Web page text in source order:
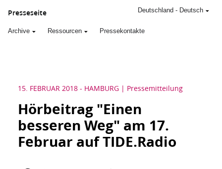
Presseseite
Archive Ressourcen Pressekontakte
Deutschland - Deutsch
15. FEBRUAR 2018 - HAMBURG Pressemitteilung
Hörbeitrag "Einen
besseren Weg" am 17.
Februar auf TIDE.Radio